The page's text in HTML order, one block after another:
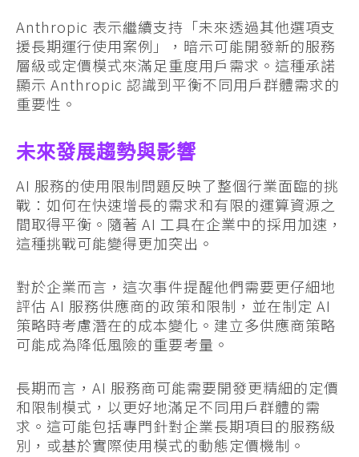
Anthropic 表示繼續支持「未來透過其他選項支
援長期運行使用案例」，暗示可能開發新的服務
層級或定價模式來滿足重度用戶需求。這種承諾
顯示 Anthropic 認識到平衡不同用戶群體需求的
重要性。
未來發展趨勢與影響
AI 服務的使用限制問題反映了整個行業面臨的挑
戰：如何在快速增長的需求和有限的運算資源之
間取得平衡。隨著 AI 工具在企業中的採用加速，
這種挑戰可能變得更加突出。
對於企業而言，這次事件提醒他們需要更仔細地
評估 AI 服務供應商的政策和限制，並在制定 AI
策略時考慮潛在的成本變化。建立多供應商策略
可能成為降低風險的重要考量。
長期而言，AI 服務商可能需要開發更精細的定價
和限制模式，以更好地滿足不同用戶群體的需
求。這可能包括專門針對企業長期項目的服務級
別，或基於實際使用模式的動態定價機制。